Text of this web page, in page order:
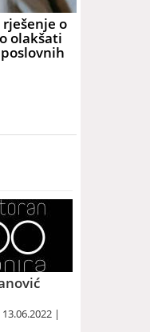
rješenje o
olakšati
|